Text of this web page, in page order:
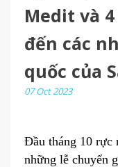
Medit và 4
đến các
quốc của
07 Oct 2023
Đầu tháng 10 rực
những lễ chuyển